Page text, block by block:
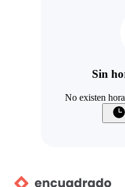
Sin
No existen